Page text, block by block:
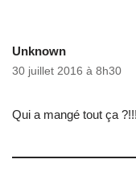
Unknown
30 juillet 2016 à 8h30
Qui a mangé tout ça ?!!!